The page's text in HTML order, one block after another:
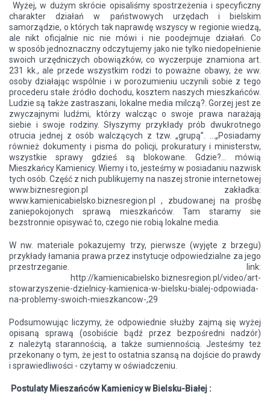
Wyżej, w dużym skrócie opisaliśmy spostrzeżenia i specyficzny
charakter działań w państwowych urzędach i bielskim
samorządzie, o których tak naprawdę wszyscy w regionie wiedzą,
ale nikt oficjalnie nic nie mówi i nie poodejmuje działań. Co
w sposób jednoznaczny odczytujemy jako nie tylko niedopełnienie
swoich urzędniczych obowiązków, co wyczerpuje znamiona art.
231 kk., ale przede wszystkim rodzi to poważne obawy, że ww.
osoby działając wspólnie i w porozumieniu uczynili sobie z tego
procederu stałe źródło dochodu, kosztem naszych mieszkańców.
Ludzie są także zastraszani, lokalne media milczą?. Gorzej jest ze
zwyczajnymi ludźmi, którzy walcząc o swoje prawa narażają
siebie i swoje rodziny. Słyszymy przykłady prób dwukrotnego
otrucia jednej z osób walczących z tzw. „grupą”. …„Posiadamy
również dokumenty i pisma do policji, prokuratury i ministerstw,
wszystkie sprawy gdzieś są blokowane. Gdzie?... mówią
Mieszkańcy Kamienicy. Wiemy i to, jesteśmy w posiadaniu nazwisk
tych osób. Część z nich publikujemy na naszej stronie internetowej
www.biznesregion.pl zakładka:
www.kamienicabielsko.biznesregion.pl , zbudowanej na prośbę
zaniepokojonych sprawą mieszkańców. Tam staramy sie
bezstronnie opisywać to, czego nie robią lokalne media.
W nw. materiale pokazujemy trzy, pierwsze (wyjęte z brzegu)
przykłady łamania prawa przez instytucje odpowiedzialne za jego
przestrzeganie. link:
http://kamienicabielsko.biznesregion.pl/video/art-
stowarzyszenie-dzielnicy-kamienica-w-bielsku-bialej-odpowiada-
na-problemy-swoich-mieszkancow-,29
Podsumowując liczymy, że odpowiednie służby zajmą się wyżej
opisaną sprawą (osobiście bądź przez bezpośredni nadzór)
z należytą starannością, a także sumiennością. Jesteśmy też
przekonany o tym, że jest to ostatnia szansą na dojście do prawdy
i sprawiedliwości - czytamy w oświadczeniu.
Postulaty Mieszańców Kamienicy w Bielsku-Białej :